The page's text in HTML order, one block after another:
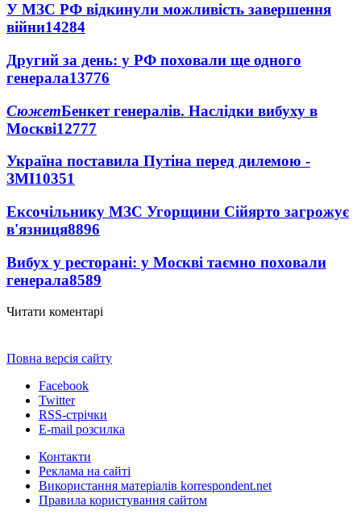
У МЗС РФ відкинули можливість завершення
війни14284
Другий за день: у РФ поховали ще одного
генерала13776
СюжетБенкет генералів. Наслідки вибуху в
Москві12777
Україна поставила Путіна перед дилемою -
ЗМІ10351
Ексочільнику МЗС Угорщини Сійярто загрожує
в'язниця8896
Вибух у ресторані: у Москві таємно поховали
генерала8589
Читати коментарі
Повна версія сайту
Facebook
Twitter
RSS-стрічки
E-mail розсилка
Контакти
Реклама на сайті
Використання матеріалів korrespondent.net
Правила користування сайтом